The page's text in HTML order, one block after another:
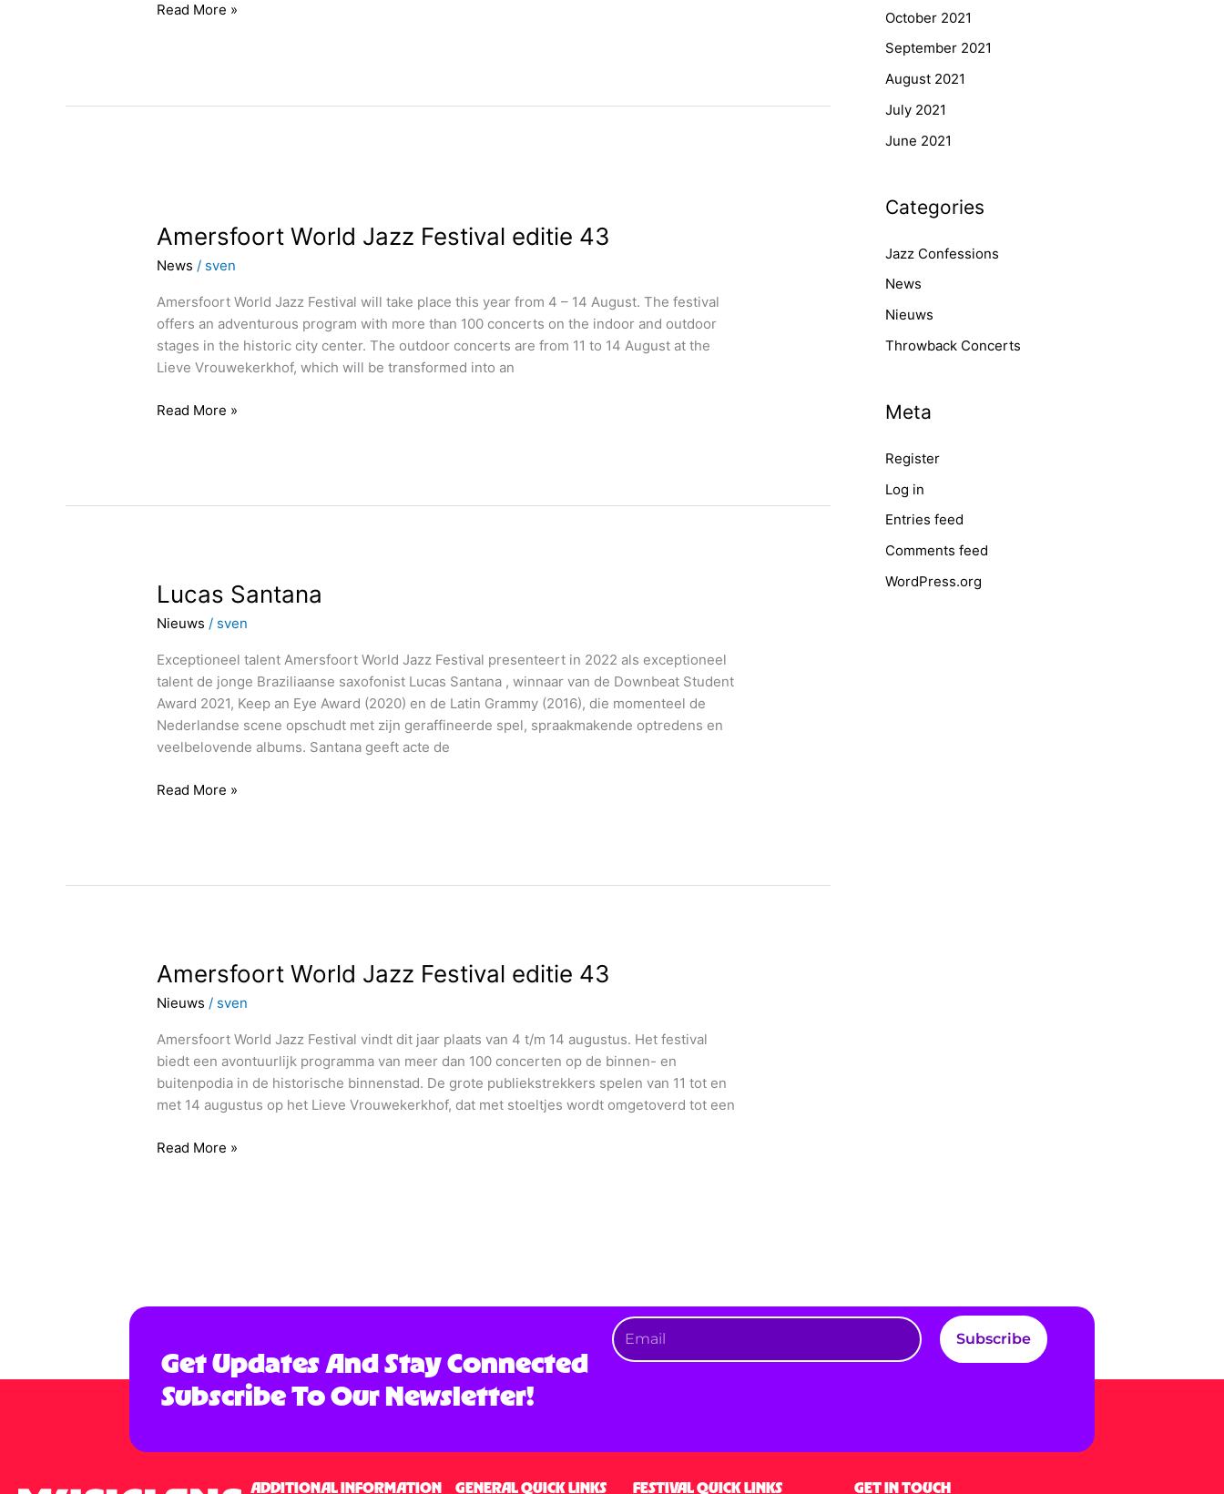
Read More »
Amersfoort World Jazz Festival editie 43
News / sven
Amersfoort World Jazz Festival will take place this year from 4 – 14 August. The festival
offers an adventurous program with more than 100 concerts on the indoor and outdoor
stages in the historic city center. The outdoor concerts are from 11 to 14 August at the
Lieve Vrouwekerkhof, which will be transformed into an
Jazz
editie
43
Read More »
Lucas Santana
Nieuws / sven
Exceptioneel talent Amersfoort World Jazz Festival presenteert in 2022 als exceptioneel
talent de jonge Braziliaanse saxofonist Lucas Santana , winnaar van de Downbeat Student
Award 2021, Keep an Eye Award (2020) en de Latin Grammy (2016), die momenteel de
Nederlandse scene opschudt met zijn geraffineerde spel, spraakmakende optredens en
veelbelovende albums. Santana geeft acte de
Lucas
Read More »
Amersfoort World Jazz Festival editie 43
Nieuws / sven
Amersfoort World Jazz Festival vindt dit jaar plaats van 4 t/m 14 augustus. Het festival
biedt een avontuurlijk programma van meer dan 100 concerten op de binnen- en
buitenpodia in de historische binnenstad. De grote publiekstrekkers spelen van 11 tot en
met 14 augustus op het Lieve Vrouwekerkhof, dat met stoeltjes wordt omgetoverd tot een
Amersfoort
Jazz
Festival
editie
43
Read More »
October 2021
September 2021
August 2021
July 2021
June 2021
Categories
Jazz Confessions
News
Nieuws
Throwback Concerts
Meta
Register
Log in
Entries feed
Comments feed
WordPress.org
Get Updates And Stay Connected
Subscribe To Our Newsletter!
Subscribe
ADDITIONAL INFORMATION GENERAL QUICK LINKS FESTIVAL QUICK LINKS GET IN TOUCH